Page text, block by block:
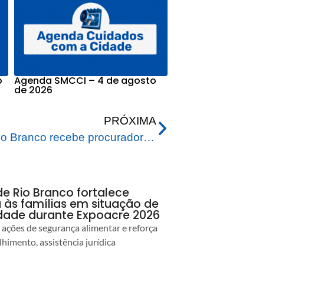
Agenda SMCCI – 4 de agosto
de 2026
PRÓXIMA
Prefeito de Rio Branco recebe procuradora do Ministério Público para tratar sobre questão migratória na capital
Rio Branco fortalece
às famílias em situação de
durante Expoacre 2026
de segurança alimentar e reforça
assistência jurídica